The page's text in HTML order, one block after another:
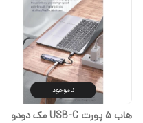
ناموجود
هاب 5 پورت USB-C مک دودو